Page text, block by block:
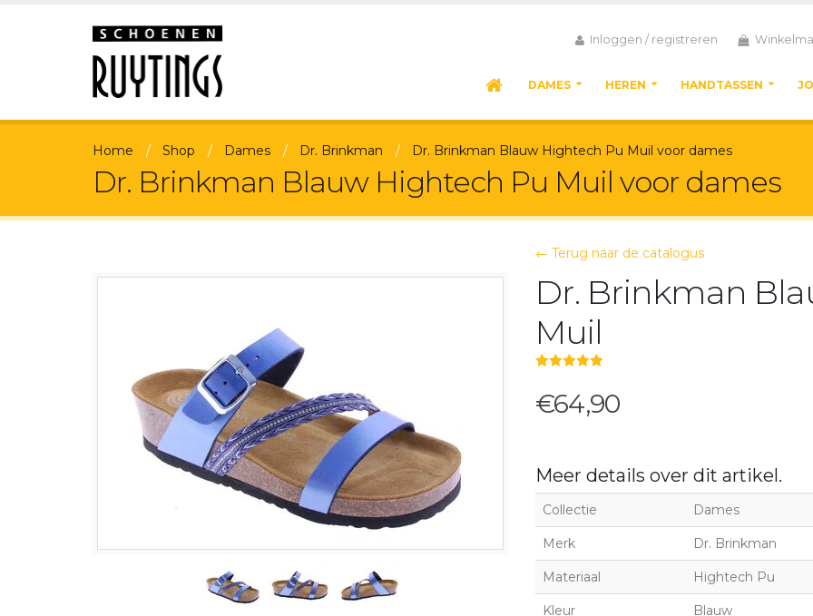
Inloggen / registreren
DAMES HEREN HANDTASSEN
Home Shop Dames Dr. Brinkman Dr. Brinkman Blauw Hightech Pu Muil voor dames
Dr. Brinkman Blauw Hightech Pu Muil voor dames
← Terug naar de catalogus
Dr. Brinkman
Muil
€64,90
Meer details over dit artikel.
Collectie Dames
Merk Dr. Brinkman
Materiaal Hightech Pu
Kleur Blauw